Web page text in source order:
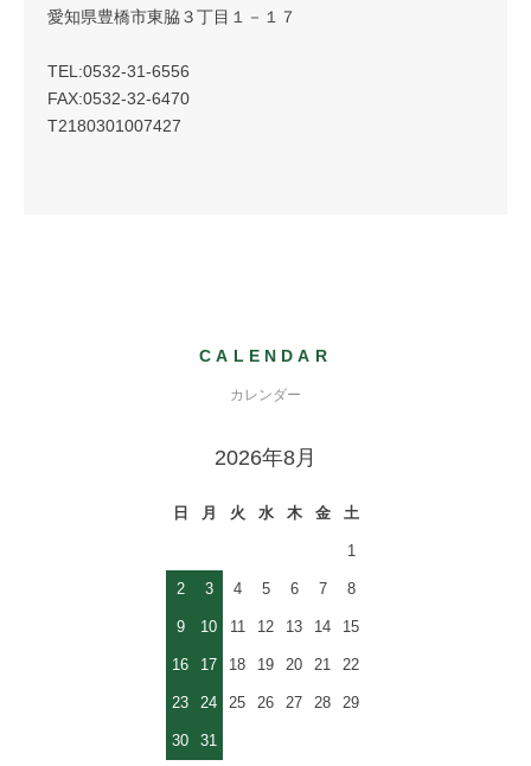
愛知県豊橋市東脇３丁目１－１７
TEL:0532-31-6556
FAX:0532-32-6470
T2180301007427
CALENDAR
カレンダー
2026年8月
日 月 火 水 木 金 土
1
2 3 4 5 6 7 8
9 10 11 12 13 14 15
16 17 18 19 20 21 22
23 24 25 26 27 28 29
30 31